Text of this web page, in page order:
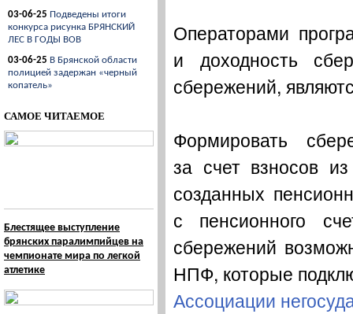
03-06-25 Подведены итоги
конкурса рисунка БРЯНСКИЙ
ЛЕС В ГОДЫ ВОВ
03-06-25 В Брянской области
полицией задержан «черный
копатель»
САМОЕ ЧИТАЕМОЕ
Блестящее выступление
брянских паралимпийцев на
чемпионате мира по легкой
атлетике
Операторами
и доходность
сбережений,
Формировать
за счет взносов
созданных
с пенсионного
сбережений
НПФ, которые
Ассоциации